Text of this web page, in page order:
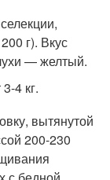
г). Вкус
— желтый.
4 кг.
вытянутой
200-230